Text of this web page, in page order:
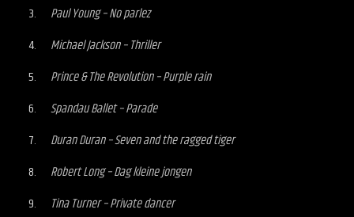
Paul Young – No parlez
Michael Jackson – Thriller
Prince & The Revolution – Purple rain
Spandau Ballet – Parade
Duran Duran – Seven and the ragged tiger
Robert Long – Dag kleine jongen
Tina Turner – Private dancer